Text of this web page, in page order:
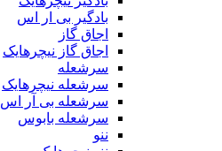
بادگیر بی ار اس
اجاق گاز
اجاق گاز نیچرهایک
سرشعله
سرشعله نیچرهایک
سرشعله بی آر اس
سرشعله بابوس
ننو